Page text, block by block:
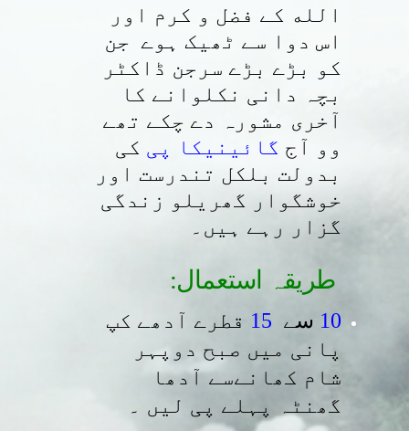
الله کے فضل و کرم اور
اس دوا سے ٹھیک ہوے جن
کو بڑے بڑے سرجن ڈاکٹر
بچہ دانی نکلوانے کا
آخری مشورہ دے چکے تھے
وو آج گائینیکا پی کی
بدولت بلکل تندرست اور
خوشگوار گھریلو زندگی
گزار رہے ہیں۔
10 سے 15 قطرے آدھے کپ
پانی میں صبح دوپہر
شام کھانےسے آدھا
گھنٹہ پہلے پی لیں ۔